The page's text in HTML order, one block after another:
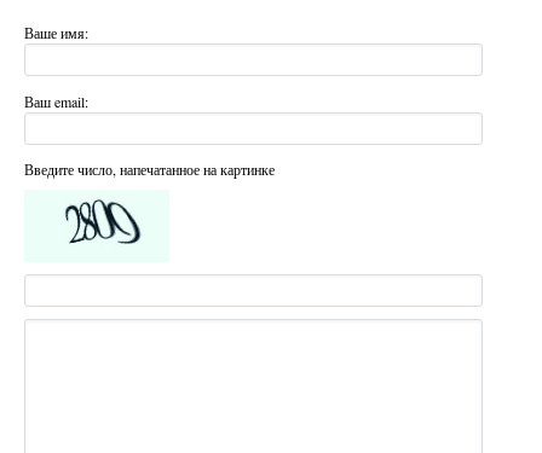
Ваше имя:
Ваш email:
Введите число, напечатанное на картинке